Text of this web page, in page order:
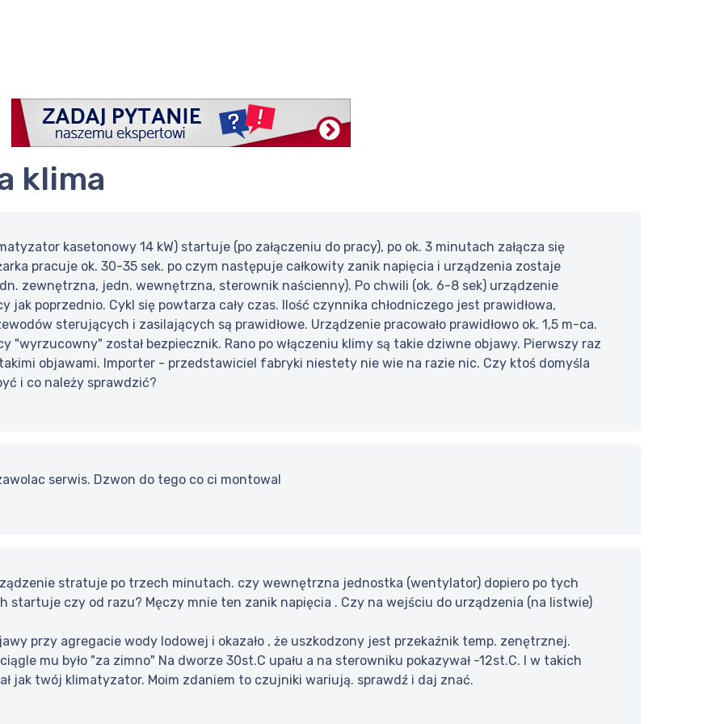
klima
kasetonowy 14 kW) startuje (po załączeniu do pracy), po ok. 3 minutach załącza się
pracuje ok. 30-35 sek. po czym następuje całkowity zanik napięcia i urządzenia zostaje
zewnętrzna, jedn. wewnętrzna, sterownik naścienny). Po chwili (ok. 6-8 sek) urządzenie
jak poprzednio. Cykl się powtarza cały czas. Ilość czynnika chłodniczego jest prawidłowa,
sterujących i zasilających są prawidłowe. Urządzenie pracowało prawidłowo ok. 1,5 m-ca.
"wyrzucowny" został bezpiecznik. Rano po włączeniu klimy są takie dziwne objawy. Pierwszy raz
objawami. Importer - przedstawiciel fabryki niestety nie wie na razie nic. Czy ktoś domyśla
i co należy sprawdzić?
serwis. Dzwon do tego co ci montowal
stratuje po trzech minutach. czy wewnętrzna jednostka (wentylator) dopiero po tych
startuje czy od razu? Męczy mnie ten zanik napięcia . Czy na wejściu do urządzenia (na listwie)
przy agregacie wody lodowej i okazało , że uszkodzony jest przekaźnik temp. zenętrznej.
ciągle mu było "za zimno" Na dworze 30st.C upału a na sterowniku pokazywał -12st.C. I w takich
jak twój klimatyzator. Moim zdaniem to czujniki wariują. sprawdź i daj znać.